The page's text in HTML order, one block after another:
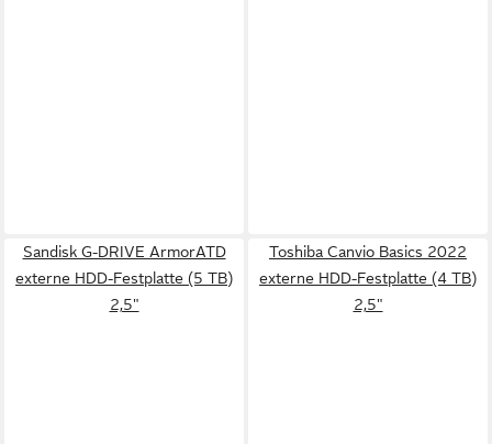
Sandisk G-DRIVE ArmorATD
externe HDD-Festplatte (5 TB)
2,5"
Toshiba Canvio Basics 2022
externe HDD-Festplatte (4 TB)
2,5"